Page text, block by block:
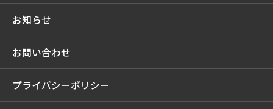
お知らせ
お問い合わせ
プライバシーポリシー